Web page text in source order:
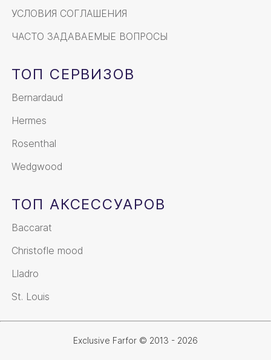
УСЛОВИЯ СОГЛАШЕНИЯ
ЧАСТО ЗАДАВАЕМЫЕ ВОПРОСЫ
ТОП СЕРВИЗОВ
Bernardaud
Hermes
Rosenthal
Wedgwood
ТОП АКСЕССУАРОВ
Baccarat
Christofle mood
Lladro
St. Louis
Exclusive Farfor © 2013 - 2026